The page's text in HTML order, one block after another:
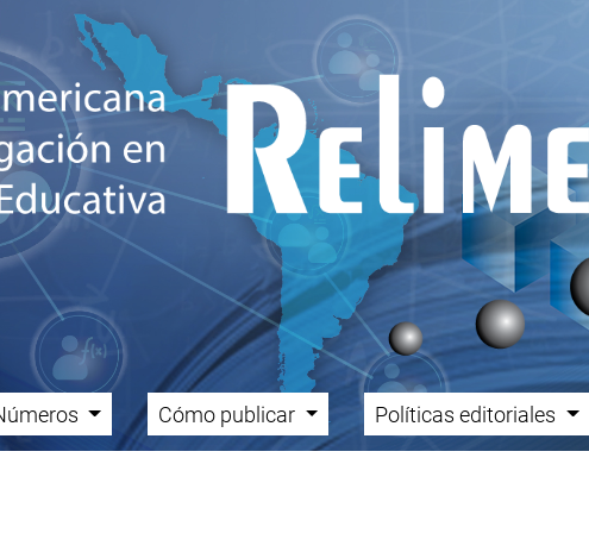
Cómo publicar Políticas editoriales